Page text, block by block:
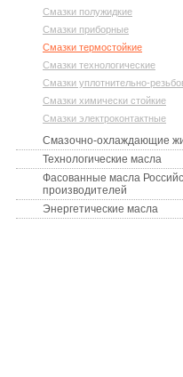
Смазки полужидкие
Смазки приборные
Смазки термостойкие
Смазки технологические
Смазки уплотнительно-
Смазки химически стойкие
Смазки электроконтактные
Смазочно-охлаждающие
Технологические масла
Фасованные масла
производителей
Энергетические масла